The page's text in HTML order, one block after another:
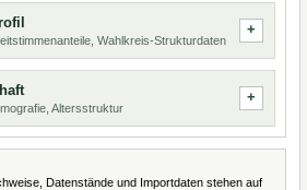
Wahlkreis-Strukturdaten
Altersstruktur
Datenstände und Importdaten stehen auf